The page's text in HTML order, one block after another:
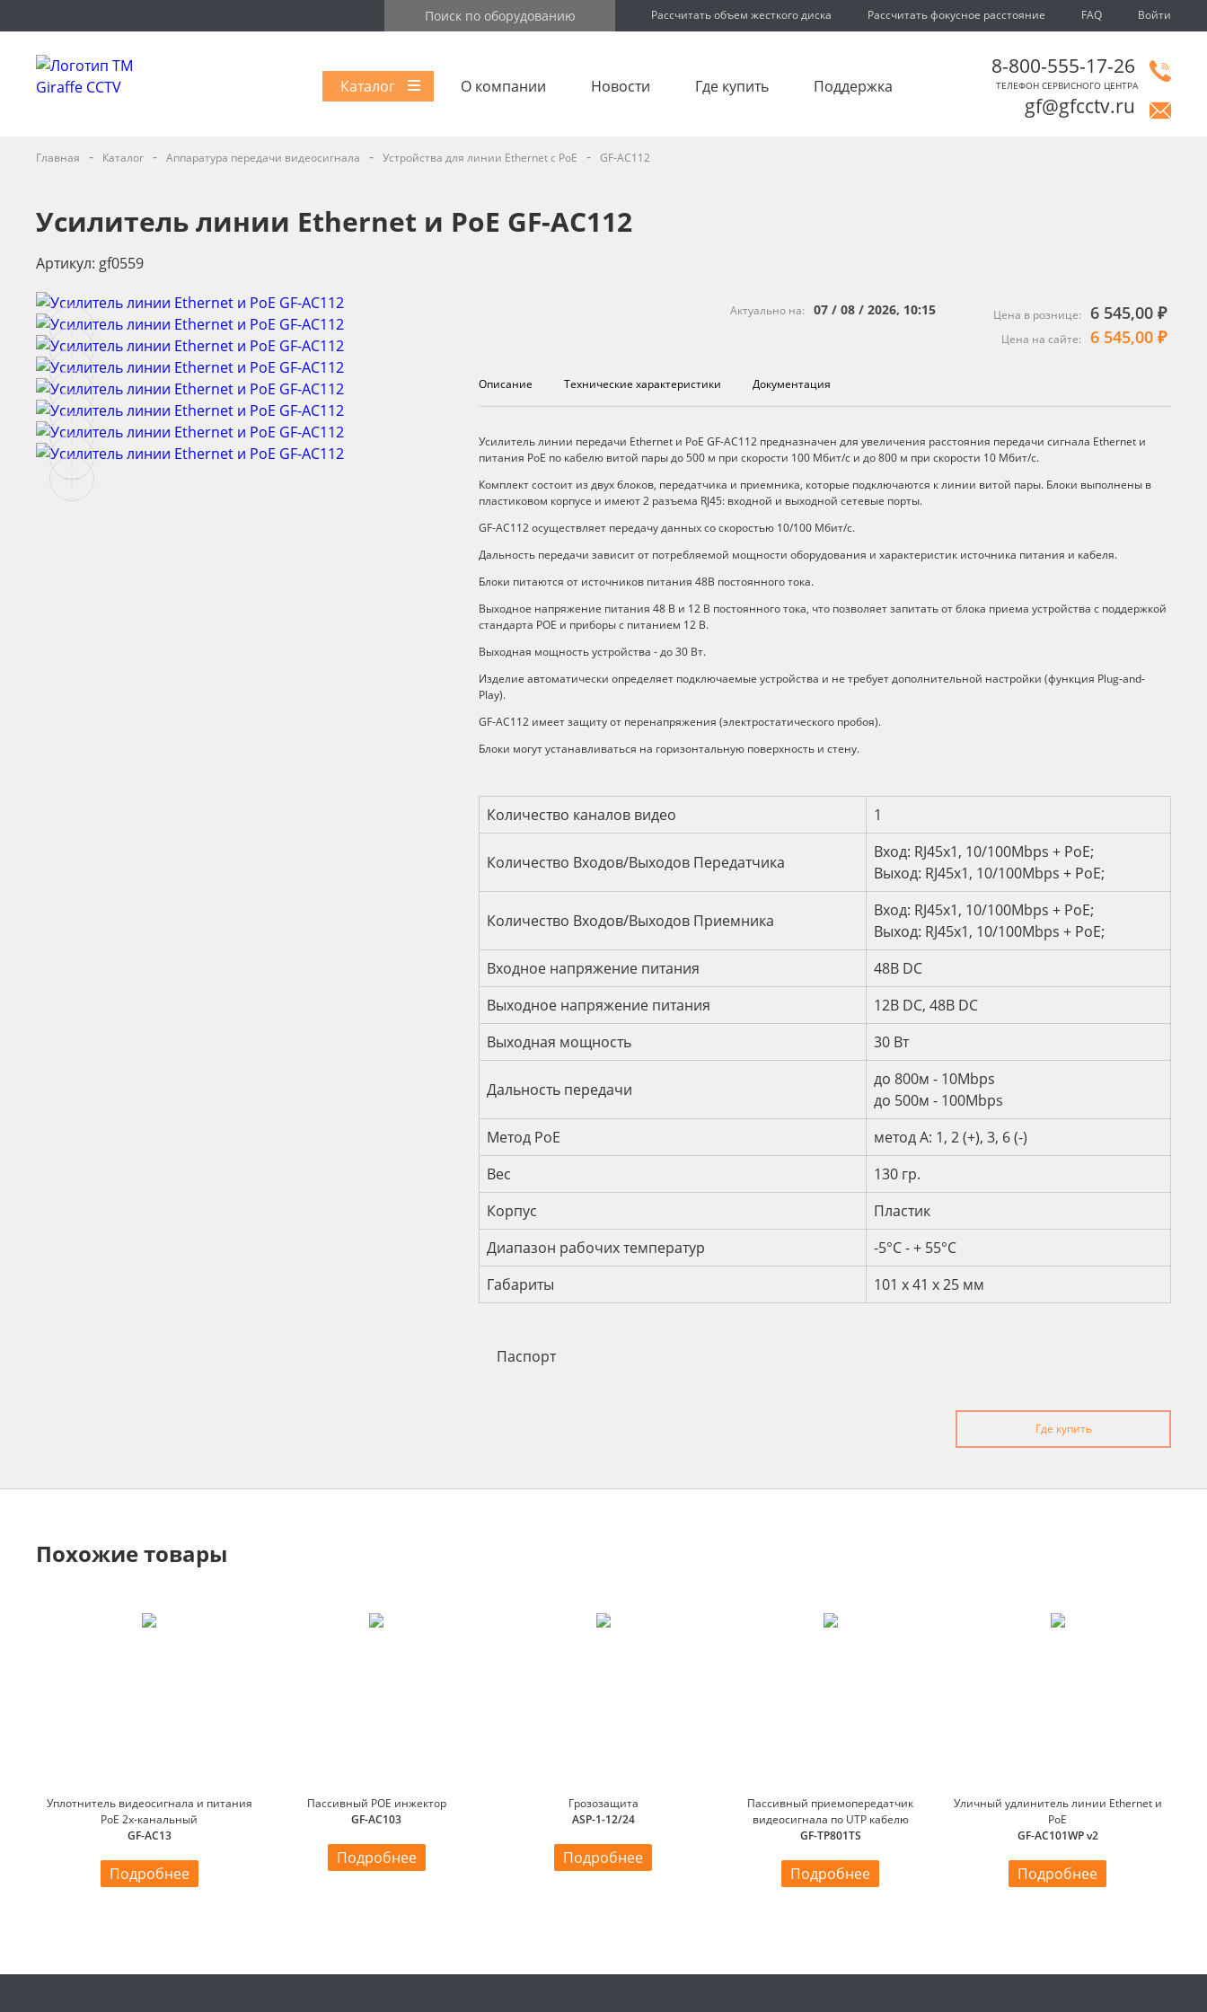
Рассчитать объем жесткого диска Рассчитать фокусное расстояние FAQ Войти
Каталог О компании Новости Где купить Поддержка
8-800-555-17-26
ТЕЛЕФОН СЕРВИСНОГО ЦЕНТРА
gf@gfcctv.ru
Главная - Каталог - Аппаратура передачи видеосигнала - Устройства для линии Ethernet с PoE - GF-AC112
Усилитель линии Ethernet и PoE GF-AC112
Артикул: gf0559
Актуально на: 07 / 08 / 2026, 10:15 Цена в рознице: 6 545,00 ₽
Цена на сайте: 6 545,00 ₽
Описание Технические характеристики Документация
Описание
Усилитель линии передачи Ethernet и PoE GF-АС112 предназначен для увеличения расстояния передачи сигнала Ethernet и
питания PoE по кабелю витой пары до 500 м при скорости 100 Мбит/с и до 800 м при скорости 10 Мбит/с.
Комплект состоит из двух блоков, передатчика и приемника, которые подключаются к линии витой пары. Блоки выполнены в
пластиковом корпусе и имеют 2 разъема RJ45: входной и выходной сетевые порты.
GF-АС112 осуществляет передачу данных со скоростью 10/100 Mбит/с.
Дальность передачи зависит от потребляемой мощности оборудования и характеристик источника питания и кабеля.
Блоки питаются от источников питания 48В постоянного тока.
Выходное напряжение питания 48 В и 12 В постоянного тока, что позволяет запитать от блока приема устройства с поддержкой
стандарта POE и приборы с питанием 12 В.
Выходная мощность устройства - до 30 Вт.
Изделие автоматически определяет подключаемые устройства и не требует дополнительной настройки (функция Plug-and-
Play).
GF-AC112 имеет защиту от перенапряжения (электростатического пробоя).
Блоки могут устанавливаться на горизонтальную поверхность и стену.
Технические характеристики
Количество каналов видео 1
Количество Входов/Выходов Передатчика
Вход: RJ45х1, 10/100Mbps + PoE;
Выход: RJ45х1, 10/100Mbps + PoE;
Количество Входов/Выходов Приемника
Вход: RJ45х1, 10/100Mbps + PoE;
Выход: RJ45х1, 10/100Mbps + PoE;
Входное напряжение питания
48В DC
Выходное напряжение питания
12В DC, 48В DC
Выходная мощность
30 Вт
Дальность передачи
до 800м - 10Mbps
до 500м - 100Mbps
Метод РоЕ
метод А: 1, 2 (+), 3, 6 (-)
Вес
130 гр.
Корпус
Пластик
Диапазон рабочих температур
-5°С - + 55°С
Габариты
101 x 41 x 25 мм
Паспорт
Где купить
Похожие товары
Уплотнитель видеосигнала и питания
PoE 2х-канальный
GF-AC13
Подробнее
Пассивный РОЕ инжектор
GF-AC103
Подробнее
Грозозащита
ASP-1-12/24
Подробнее
Пассивный приемопередатчик
видеосигнала по UTP кабелю
GF-TP801TS
Подробнее
Уличный удлинитель линии Ethernet и
PoE
GF-AC101WP v2
Подробнее